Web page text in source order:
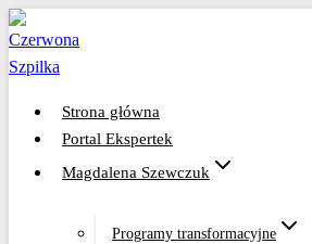
Przejdź
do
treści
Strona główna
Portal Ekspertek
Magdalena Szewczuk
Programy transformacyjne